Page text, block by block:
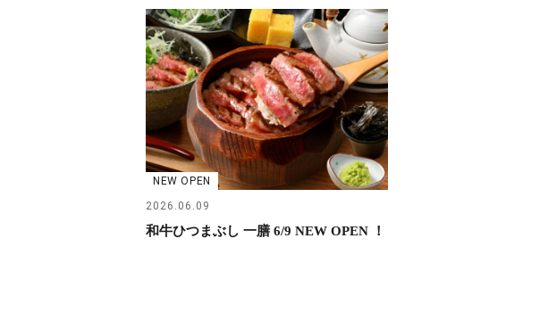
NEW OPEN
2026.06.09
和牛ひつまぶし 一膳 6/9 NEW OPEN ！